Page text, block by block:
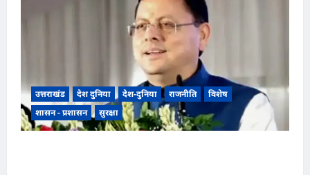
उत्तराखंड देश दुनिया देश-दुनिया राजनीति
विशेष
शासन - प्रशासन
सुरक्षा